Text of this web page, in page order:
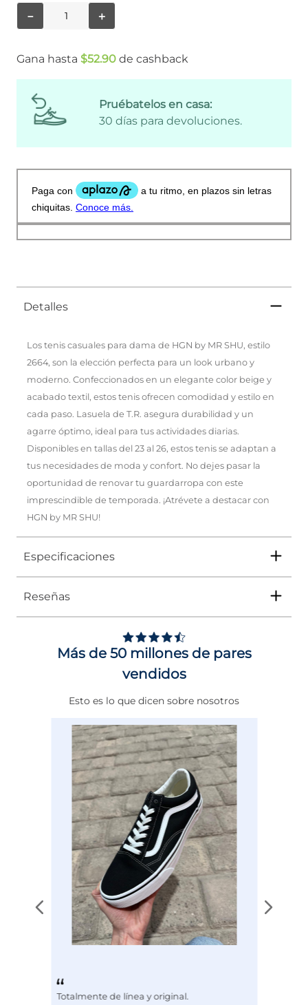
＋
－
Gana hasta $52.90 de cashback
Pruébatelos en casa:
30 días para devoluciones.
Detalles
Los tenis casuales para dama de HGN by MR SHU, estilo
2664, son la elección perfecta para un look urbano y
moderno. Confeccionados en un elegante color beige y
acabado textil, estos tenis ofrecen comodidad y estilo en
cada paso. Lasuela de T.R. asegura durabilidad y un
agarre óptimo, ideal para tus actividades diarias.
Disponibles en tallas del 23 al 26, estos tenis se adaptan a
tus necesidades de moda y confort. No dejes pasar la
oportunidad de renovar tu guardarropa con este
imprescindible de temporada. ¡Atrévete a destacar con
HGN by MR SHU!
Especificaciones
Tipo
Género Mujer
DE 0 A 4 cms
NORMAL
BEIGE
COMBATE
Reseñas
Más de 50 millones de pares
vendidos
Esto es lo que dicen sobre nosotros
Totalmente de línea y original.